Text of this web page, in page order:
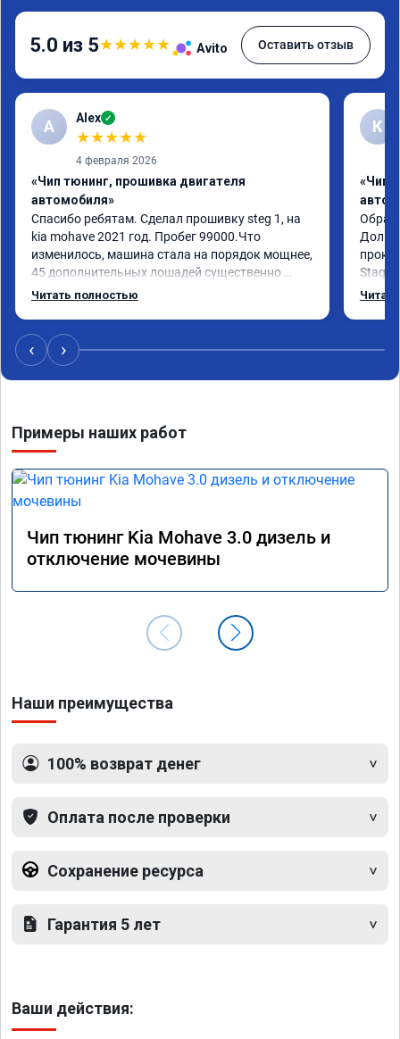
5.0 из 5★★★★★ Avito Оставить отзыв
A Alex ✓
★★★★★
4 февраля 2026
«Чип тюнинг, прошивка двигателя
автомобиля»
Спасибо ребятам. Сделал прошивку steg 1, на
kia mohave 2021 год. Пробег 99000.Что
изменилось, машина стала на порядок мощнее,
45 дополнительных лошадей существенно
чувствуется и соответственно крутящего
12-12.5. Коробка перестала подпинывать при
наборе скорости. Педаль газа более
отзывчевее. В целом, я очень доволен.!
Читать полностью
К
«Чип
Долго
Stage
с
‹ ›
Примеры наших работ
Чип тюнинг Kia Mohave 3.0 дизель и
отключение мочевины
Наши преимущества
100% возврат денег
Оплата после проверки
Сохранение ресурса
Гарантия 5 лет
Ваши действия: